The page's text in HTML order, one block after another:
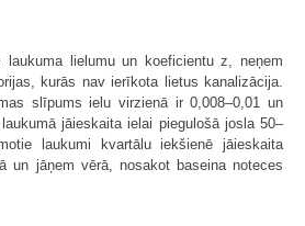
laukuma lielumu un koeficientu z, neņem
kurās nav ierīkota lietus kanalizācija.
slīpums ielu virzienā ir 0,008–0,01 un
jāieskaita ielai piegulošā josla 50–
laukumi kvartālu iekšienē jāieskaita
un jāņem vērā, nosakot baseina noteces